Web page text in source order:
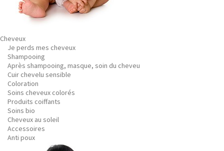
Cheveux
Je perds mes cheveux
Shampooing
Après shampooing, masque, soin du cheveu
Cuir chevelu sensible
Coloration
Soins cheveux colorés
Produits coiffants
Soins bio
Cheveux au soleil
Accessoires
Anti poux